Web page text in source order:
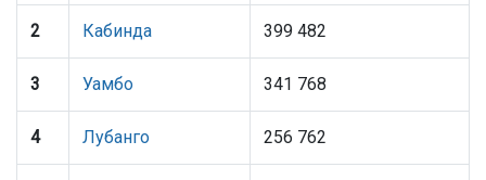
2 Кабинда 399 482
3 Уамбо 341 768
4 Лубанго 256 762